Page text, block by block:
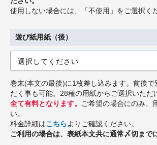
使用しない場合には、「不使用」をご選択く
遊び紙用紙（後）
巻末(本文の最後)に1枚差し込みます。前後で
だく事も可能。28種の用紙からご選択いただ
全て有料となります。
ご希望の場合にのみ、
い。
料金詳細はこちら よりご確認ください。
ご利用の場合は、表紙本文共に通常〆切まで